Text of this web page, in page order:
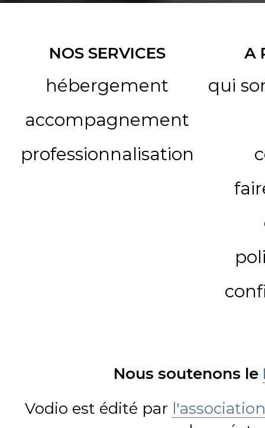
NOS SERVICES
hébergement
accompagnement
professionnalisation
A
qui